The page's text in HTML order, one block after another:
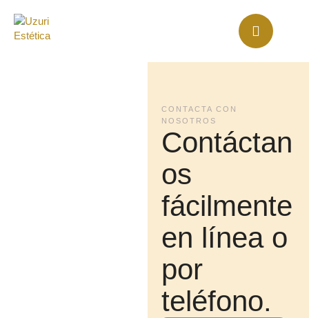
CONTACTA CON
NOSOTROS
Contáctan
os
fácilmente
en línea o
por
teléfono.